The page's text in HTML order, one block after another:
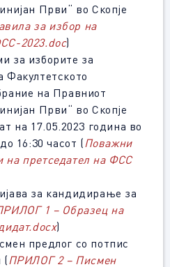
Први“ во Скопје
за избор на
2023.doc)
за изборите за
Факултетското
на Правниот
Први“ во Скопје
на 17.05.2023 година во
16:30 часот (Поважни
на претседател на ФСС
за кандидирање за
1 – Образец на
docx)
предлог со потпис
(ПРИЛОГ 2 – Писмен